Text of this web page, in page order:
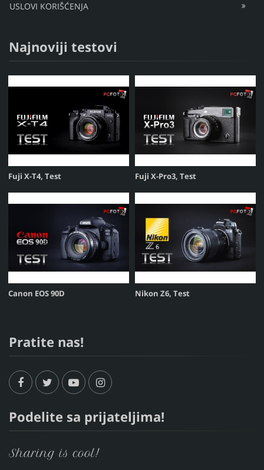
USLOVI KORIŠĆENJA
Najnoviji testovi
Fuji X-T4, Test Fuji X-Pro3, Test
Canon EOS 90D Nikon Z6, Test
Pratite nas!
Podelite sa prijateljima!
Sharing is cool!